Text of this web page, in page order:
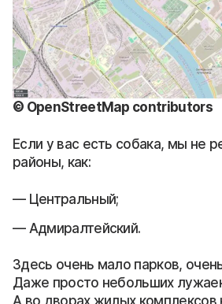
© OpenStreetMap contributors
Если у вас есть собака, мы не
районы, как:
Центральный;
Адмиралтейский.
Здесь очень мало парков,
Даже просто небольших